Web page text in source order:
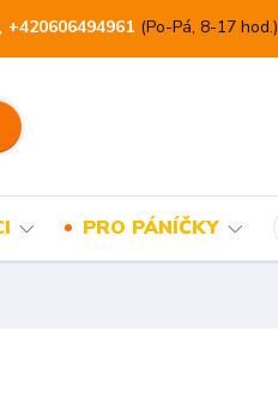
+420606494961 (Po-Pá, 8-17 hod.)
PRO PÁNÍČKY